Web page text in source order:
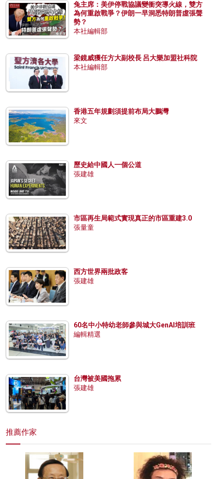
兔主席：美伊停戰協議變衝突導火線，雙方
為何重啟戰爭？伊朗一早洞悉特朗普虛張聲
勢？
本社編輯部
梁鏡威獲任方大副校長 呂大樂加盟社科院
本社編輯部
香港五年規劃須提前布局大鵬灣
來文
歷史給中國人一個公道
張建雄
市區再生局範式實現真正的市區重建3.0
張量童
西方世界兩批政客
張建雄
60名中小特幼老師參與城大GenAI培訓班
編輯精選
台灣被美國拖累
張建雄
推薦作家